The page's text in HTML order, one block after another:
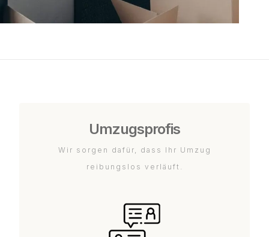
Umzugsprofis
Wir sorgen dafür, dass Ihr Umzug
reibungslos verläuft.